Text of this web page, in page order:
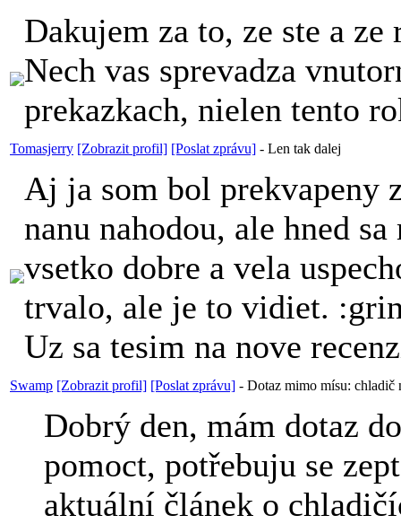
Dakujem za to, ze ste a
Nech vas sprevadza
prekazkach, nielen tento
Tomasjerry [Zobrazit profil] [Poslat zprávu] - Len tak dalej
Aj ja som bol prekvapeny
nanu nahodou, ale hned
vsetko dobre a vela
trvalo, ale je to vidiet.
Uz sa tesim na nove
Swamp [Zobrazit profil] [Poslat zprávu] - Dotaz mimo mísu: chladič
Dobrý den, mám dotaz
pomoct, potřebuju se
aktuální článek o